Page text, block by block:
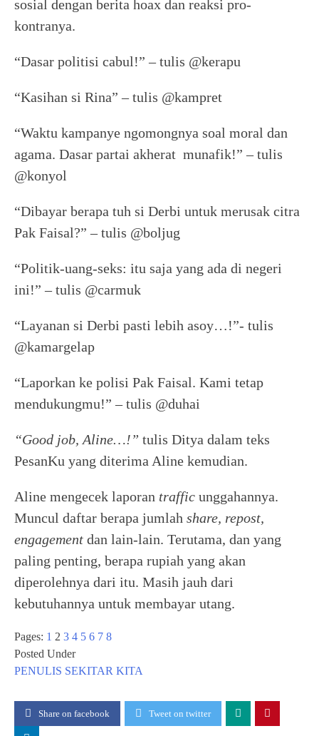
sosial dengan berita hoax dan reaksi pro-
kontranya.
“Dasar politisi cabul!” – tulis @kerapu
“Kasihan si Rina” – tulis @kampret
“Waktu kampanye ngomongnya soal moral dan
agama. Dasar partai akherat munafik!” – tulis
@konyol
“Dibayar berapa tuh si Derbi untuk merusak citra
Pak Faisal?” – tulis @boljug
“Politik-uang-seks: itu saja yang ada di negeri
ini!” – tulis @carmuk
“Layanan si Derbi pasti lebih asoy…!”- tulis
@kamargelap
“Laporkan ke polisi Pak Faisal. Kami tetap
mendukungmu!” – tulis @duhai
“Good job, Aline…!” tulis Ditya dalam teks
PesanKu yang diterima Aline kemudian.
Aline mengecek laporan traffic unggahannya.
Muncul daftar berapa jumlah share, repost,
engagement dan lain-lain. Terutama, dan yang
paling penting, berapa rupiah yang akan
diperolehnya dari itu. Masih jauh dari
kebutuhannya untuk membayar utang.
Pages: 1 2 3 4 5 6 7 8
Posted Under
PENULIS SEKITAR KITA
Share on facebook Tweet on twitter